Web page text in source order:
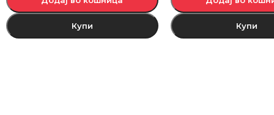
Купи Купи